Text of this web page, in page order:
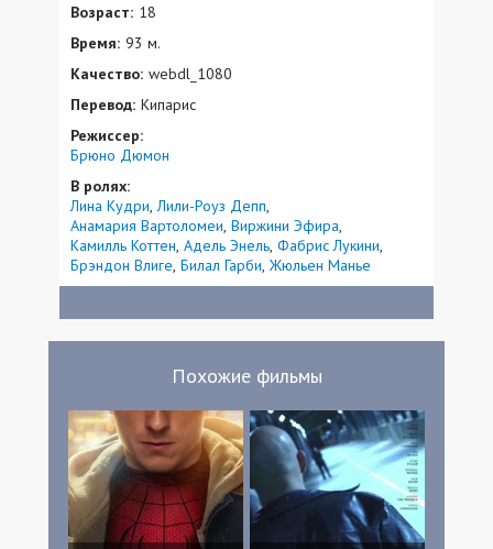
Возраст: 18
Время: 93 м.
Качество: webdl_1080
Перевод: Кипарис
Режиссер:
Брюно Дюмон
В ролях:
Лина Кудри Лили-Роуз Депп
Анамария Вартоломеи Виржини Эфира
Камилль Коттен Адель Энель Фабрис Лукини
Брэндон Влиге Билал Гарби Жюльен Манье
Похожие фильмы